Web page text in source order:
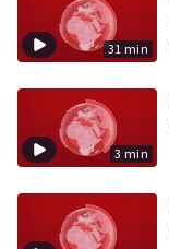
31 min
3 min